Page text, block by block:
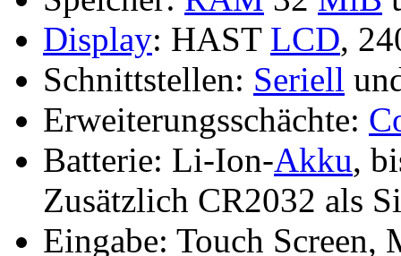
Display: HAST LCD,
Schnittstellen: Seriell
Erweiterungsschächte:
Batterie: Li-Ion-Akku,
Zusätzlich CR2032 als
Eingabe: Touch